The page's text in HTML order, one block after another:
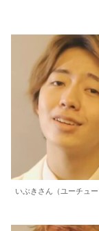
いぶきさん（ユーチュー